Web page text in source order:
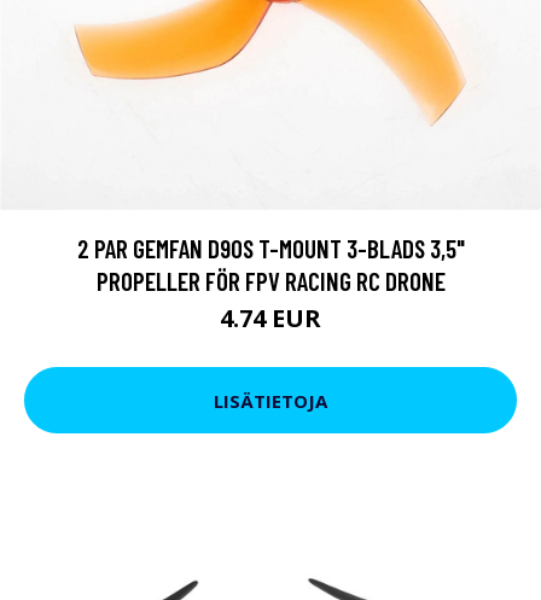
2 PAR GEMFAN D90S T-MOUNT 3-BLADS 3,5"
PROPELLER FÖR FPV RACING RC DRONE
4.74 EUR
LISÄTIETOJA